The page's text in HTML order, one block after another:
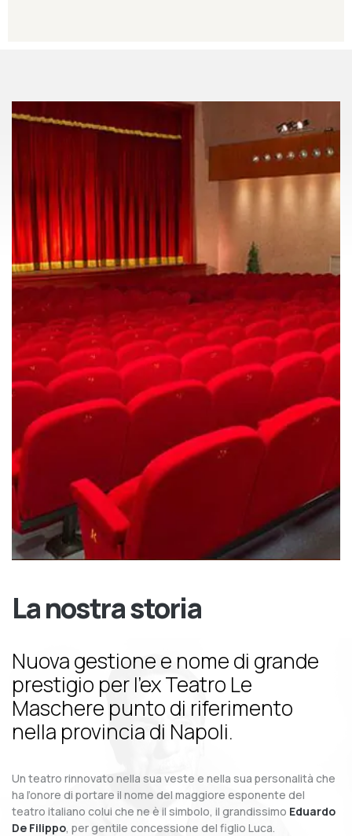
La nostra storia
Nuova gestione e nome di grande
prestigio per l’ex Teatro Le
Maschere punto di riferimento
nella provincia di Napoli.
Un teatro rinnovato nella sua veste e nella sua personalità che
ha l’onore di portare il nome del maggiore esponente del
teatro italiano colui che ne è il simbolo, il grandissimo Eduardo
De Filippo, per gentile concessione del figlio Luca.